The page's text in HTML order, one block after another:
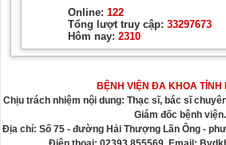
Online: 122
Tổng lượt truy cập: 33297673
Hôm nay: 2310
BỆNH VIỆN ĐA KHOA TỈNH
Chịu trách nhiệm nội dung: Thạc sĩ, bác sĩ
Giám đốc bệnh viện.
Địa chỉ: Số 75 - đường Hải Thượng Lãn Ông -